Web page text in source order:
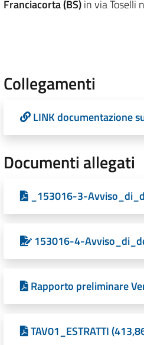
Franciacorta (BS)in via Toselli
Collegamenti
LINK documentazione
Documenti allegati
_153016-3-
153016-4-
Rapporto preliminare
TAV01_ESTRATTI